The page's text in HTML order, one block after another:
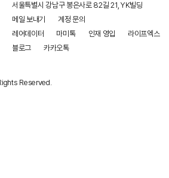
서울특별시 강남구 봉은사로 82길 21, YK빌딩
메일 보내기
계정 문의
레어데이터 마미톡 인재 영입
라이프엑스
블로그
카카오톡
Reserved.